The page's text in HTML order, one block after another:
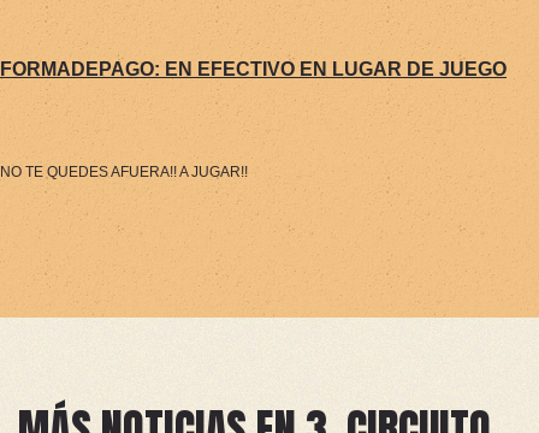
FORMADEPAGO: E N EFECTIVO EN LUGAR DE JUEGO
NO TE QUEDES AFUERA!! A JUGAR!!